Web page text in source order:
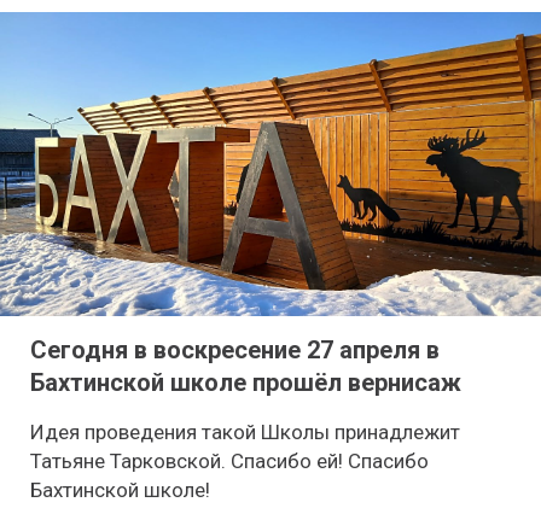
Сегодня в воскресение 27 апреля в
Бахтинской школе прошёл вернисаж
Идея проведения такой Школы принадлежит
Татьяне Тарковской. Спасибо ей! Спасибо
Бахтинской школе!